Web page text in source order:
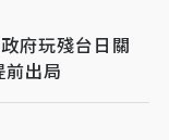
府玩殘台日關
出局